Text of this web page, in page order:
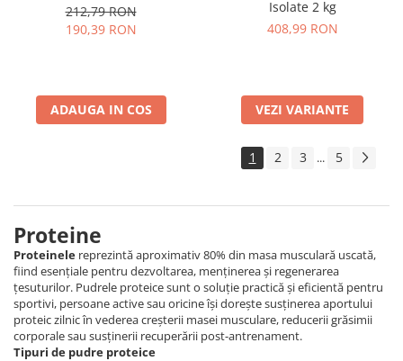
212,79 RON
190,39 RON
ADAUGA IN COS
Isolate 2 kg
408,99 RON
VEZI VARIANTE
1 2 3 ... 5
Proteine
Proteinele reprezintă aproximativ 80% din masa musculară uscată,
fiind esențiale pentru dezvoltarea, menținerea și regenerarea
țesuturilor. Pudrele proteice sunt o soluție practică și eficientă pentru
sportivi, persoane active sau oricine își dorește susținerea aportului
proteic zilnic în vederea creșterii masei musculare, reducerii grăsimii
corporale sau susținerii recuperării post-antrenament.
Tipuri de pudre proteice